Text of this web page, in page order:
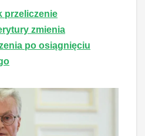
przeliczenie
zmienia
po osiągnięciu